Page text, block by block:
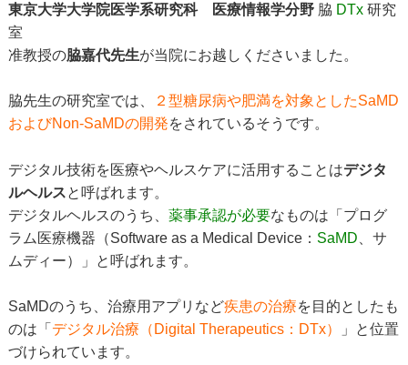
東京大学大学院医学系研究科 医療情報学分野脇 DTx研究
室
准教授の脇嘉代先生が当院にお越しくださいました。
脇先生の研究室では、
２型糖尿病や肥満を対象としたSaMD
およびNon-SaMDの開発をされているそうです。
デジタル技術を医療やヘルスケアに活用することはデジタ
ルヘルスと呼ばれます。
デジタルヘルスのうち、 薬事承認が必要なものは「プログ
ラム医療機器（Software as a Medical Device： SaMD 、サ
ムディー）」と呼ばれます。
SaMDのうち、治療用アプリなど疾患の治療を目的としたも
のは「 デジタル治療（Digital Therapeutics：DTx）
」と位置
づけられています。